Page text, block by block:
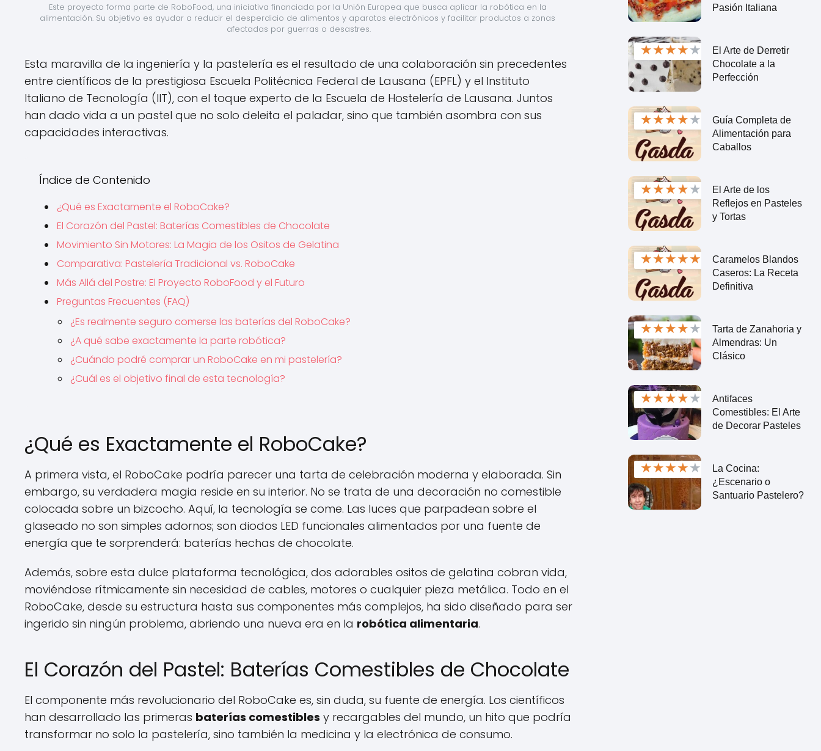
Este proyecto forma parte de RoboFood, una iniciativa financiada por la Unión Europea que busca aplicar la robótica en la
alimentación. Su objetivo es ayudar a reducir el desperdicio de alimentos y aparatos electrónicos y facilitar productos a zonas
afectadas por guerras o desastres.
Esta maravilla de la ingeniería y la pastelería es el resultado de una colaboración sin precedentes
entre científicos de la prestigiosa Escuela Politécnica Federal de Lausana (EPFL) y el Instituto
Italiano de Tecnología (IIT), con el toque experto de la Escuela de Hostelería de Lausana. Juntos
han dado vida a un pastel que no solo deleita el paladar, sino que también asombra con sus
capacidades interactivas.
Índice de Contenido
¿Qué es Exactamente el RoboCake?
El Corazón del Pastel: Baterías Comestibles de Chocolate
Movimiento Sin Motores: La Magia de los Ositos de Gelatina
Comparativa: Pastelería Tradicional vs. RoboCake
Más Allá del Postre: El Proyecto RoboFood y el Futuro
Preguntas Frecuentes (FAQ)
¿Es realmente seguro comerse las baterías del RoboCake?
¿A qué sabe exactamente la parte robótica?
¿Cuándo podré comprar un RoboCake en mi pastelería?
¿Cuál es el objetivo final de esta tecnología?
¿Qué es Exactamente el RoboCake?
A primera vista, el RoboCake podría parecer una tarta de celebración moderna y elaborada. Sin
embargo, su verdadera magia reside en su interior. No se trata de una decoración no comestible
colocada sobre un bizcocho. Aquí, la tecnología se come. Las luces que parpadean sobre el
glaseado no son simples adornos; son diodos LED funcionales alimentados por una fuente de
energía que te sorprenderá: baterías hechas de chocolate.
Además, sobre esta dulce plataforma tecnológica, dos adorables ositos de gelatina cobran vida,
moviéndose rítmicamente sin necesidad de cables, motores o cualquier pieza metálica. Todo en el
RoboCake, desde su estructura hasta sus componentes más complejos, ha sido diseñado para ser
ingerido sin ningún problema, abriendo una nueva era en la robótica alimentaria.
El Corazón del Pastel: Baterías Comestibles de Chocolate
El componente más revolucionario del RoboCake es, sin duda, su fuente de energía. Los científicos
han desarrollado las primeras baterías comestibles y recargables del mundo, un hito que podría
transformar no solo la pastelería, sino también la medicina y la electrónica de consumo.
Pasión Italiana
★★★★★
El Arte de Derretir
Chocolate a la
Perfección
★★★★★
Guía Completa de
Alimentación para
Caballos
★★★★★
El Arte de los
Reflejos en Pasteles
y Tortas
★★★★★
Caramelos Blandos
Caseros: La Receta
Definitiva
★★★★★
Tarta de Zanahoria y
Almendras: Un
Clásico
★★★★★
Antifaces
Comestibles: El Arte
de Decorar Pasteles
★★★★★
La Cocina:
¿Escenario o
Santuario Pastelero?